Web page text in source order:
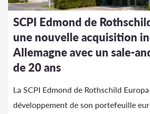
SCPI Edmond de
une nouvelle acquisition
Allemagne avec un sale-
de 20 ans
La SCPI Edmond de Rothschild
développement de son portefeuille